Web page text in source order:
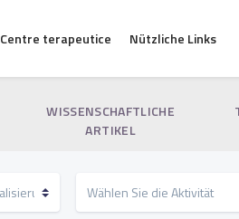
Centre terapeutice Nützliche Links
WISSENSCHAFTLICHE
ARTIKEL